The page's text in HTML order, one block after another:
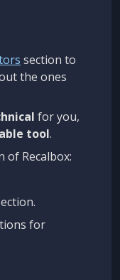
section to
the ones
for you,
tool.
of Recalbox:
for